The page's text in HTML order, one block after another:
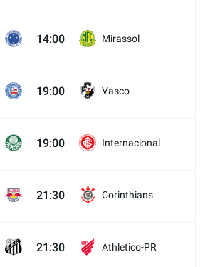
14:00 Mirassol
19:00 Vasco
19:00 Internacional
21:30 Corinthians
21:30 Athletico-PR